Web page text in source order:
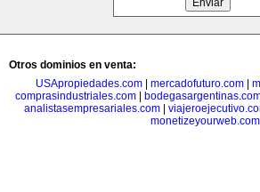
Otros dominios en venta:
USApropiedades.com| mercadofuturo.com|
comprasindustriales.com
analistasempresariales.com
monetizeyourweb.com